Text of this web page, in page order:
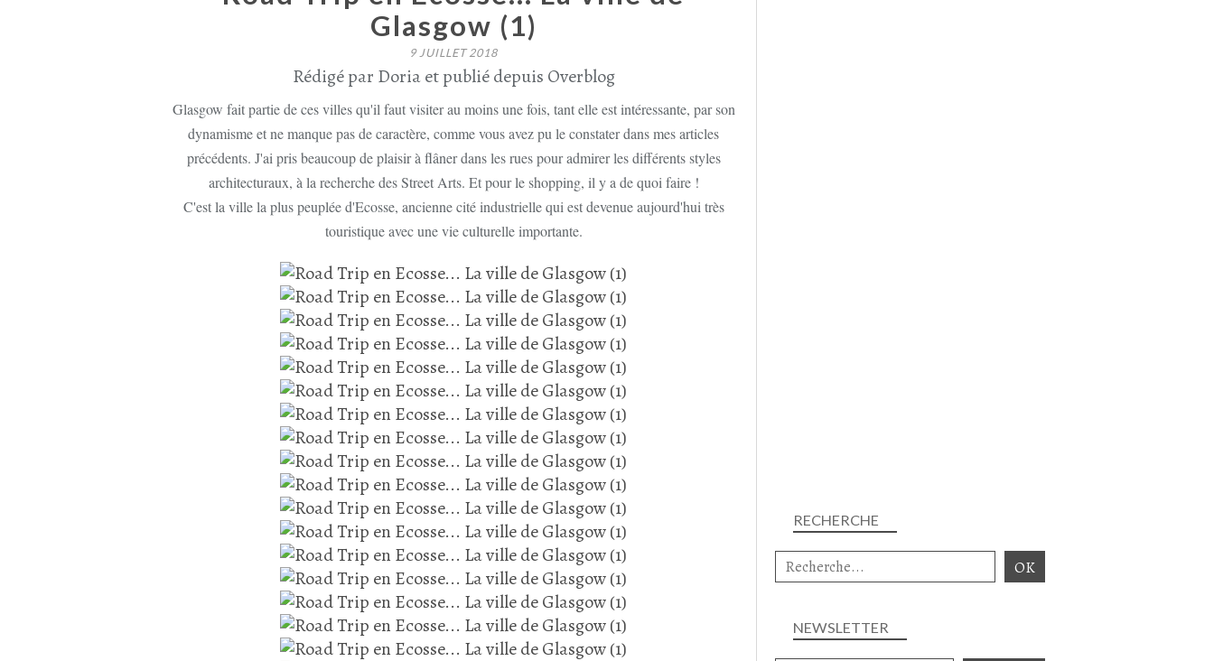
Glasgow (1)
9 JUILLET 2018
Rédigé par Doria et publié depuis Overblog
Glasgow fait partie de ces villes qu'il faut visiter au moins une fois, tant elle est intéressante, par son
dynamisme et ne manque pas de caractère, comme vous avez pu le constater dans mes articles
précédents. J'ai pris beaucoup de plaisir à flâner dans les rues pour admirer les différents styles
architecturaux, à la recherche des Street Arts. Et pour le shopping, il y a de quoi faire !
C'est la ville la plus peuplée d'Ecosse, ancienne cité industrielle qui est devenue aujourd'hui très
touristique avec une vie culturelle importante.
NEWSLETTER
RECHERCHE